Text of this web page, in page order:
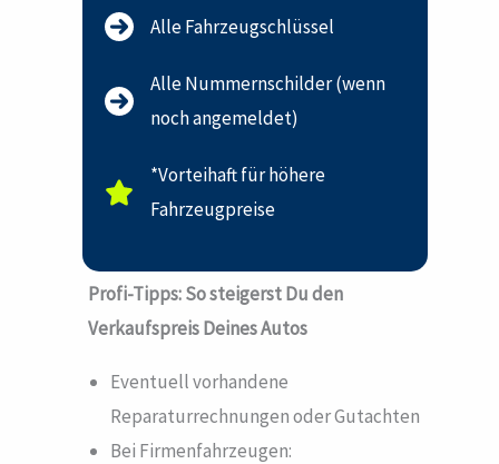
Alle Fahrzeugschlüssel
Alle Nummernschilder (wenn
noch angemeldet)
*Vorteihaft für höhere
Fahrzeugpreise
Profi-Tipps: So steigerst Du den
Verkaufspreis Deines Autos
Eventuell vorhandene
Reparaturrechnungen oder Gutachten
Bei Firmenfahrzeugen: